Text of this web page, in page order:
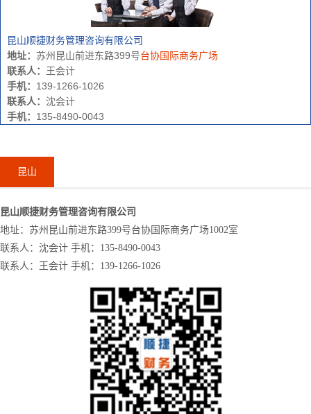
昆山顺捷财务管理咨询有限公司
地址： 苏州昆山前进东路399号台协国际商务广场
联系人： 王会计
手机： 139-1266-1026
联系人： 沈会计
手机： 135-8490-0043
昆山
昆山顺捷财务管理咨询有限公司
地址：苏州昆山前进东路399号台协国际商务广场1002室
联系人：沈会计 手机：135-8490-0043
联系人：王会计 手机：139-1266-1026